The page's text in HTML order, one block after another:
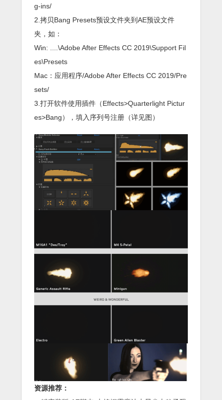
g-ins/
2.拷贝Bang Presets预设文件夹到AE预设文件
夹，如：
Win: ....\Adobe After Effects CC 2019\Support Fil
es\Presets
Mac：应用程序/Adobe After Effects CC 2019/Pre
sets/
3.打开软件使用插件（Effects>Quarterlight Pictur
es>Bang），填入序列号注册（详见图）
资源推荐：